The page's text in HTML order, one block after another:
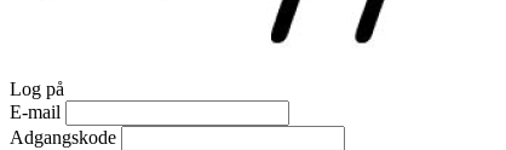
Log på
E-mail
Adgangskode